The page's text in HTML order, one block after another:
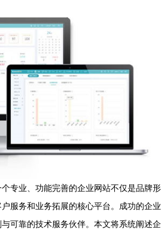
专业、功能完善的企业网站不仅是品牌形
服务和业务拓展的核心平台。成功的企业
可靠的技术服务伙伴。本文将系统阐述企